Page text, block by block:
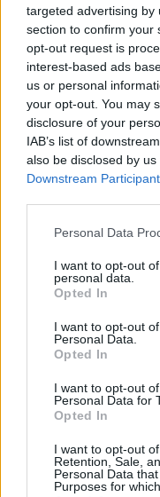
targeted advertising by
section to confirm your
opt-out request is
interest-based ads
us or personal
your opt-out. You may
disclosure of your
IAB’s list of
also be disclosed by
Downstream
Please note that this
not limited to your visit
grant or deny consent
use your data for
consent section.
Personal Data
I want to opt-out
personal data.
Opted In
I want to opt-out
Personal Data.
Opted In
I want to opt-out
Personal Data for
Opted In
I want to opt-out
Retention, Sale,
Personal Data
Purposes for
Οι παραβάσεις
Τα αεροσκάφη
αναχαιτίστηκαν
Το παραλήρημα